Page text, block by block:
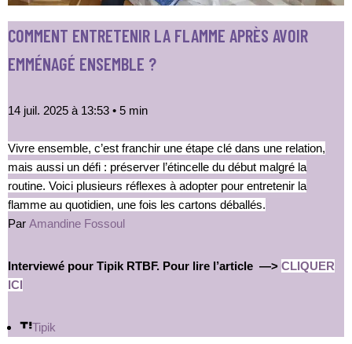
COMMENT ENTRETENIR LA FLAMME APRÈS AVOIR
EMMÉNAGÉ ENSEMBLE ?
14 juil. 2025 à 13:53 • 5 min
Vivre ensemble, c’est franchir une étape clé dans une relation,
mais aussi un défi : préserver l’étincelle du début malgré la
routine. Voici plusieurs réflexes à adopter pour entretenir la
flamme au quotidien, une fois les cartons déballés.
Par Amandine Fossoul
Interviewé pour Tipik RTBF. Pour lire l’article —> CLIQUER
ICI
Tipik